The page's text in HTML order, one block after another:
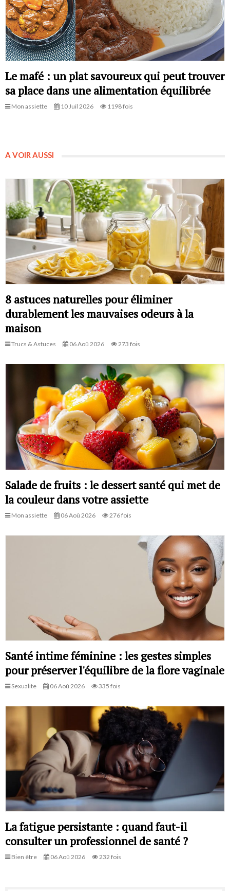
Le mafé : un plat savoureux qui peut trouver
sa place dans une alimentation équilibrée
Mon assiette 10 Juil 2026 1198 fois
A VOIR AUSSI
8 astuces naturelles pour éliminer
durablement les mauvaises odeurs à la
maison
Trucs & Astuces 06 Aoû 2026 273 fois
Salade de fruits : le dessert santé qui met de
la couleur dans votre assiette
Mon assiette 06 Aoû 2026 276 fois
Santé intime féminine : les gestes simples
pour préserver l'équilibre de la flore vaginale
Sexualite 06 Aoû 2026 335 fois
La fatigue persistante : quand faut-il
consulter un professionnel de santé ?
Bien être 06 Aoû 2026 232 fois